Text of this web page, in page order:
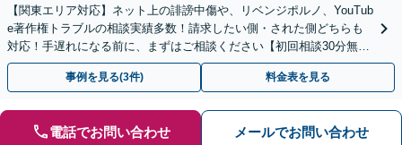
【関東エリア対応】ネット上の誹謗中傷や、リベンジポルノ、YouTub
e著作権トラブルの相談実績多数！請求したい側・された側どちらも
対応！手遅れになる前に、まずはご相談ください【初回相談30分無
料】【オンライン対応可】【夜間休日相談可】
事例を見る(3件) 料金表を見る
電話でお問い合わせ メールでお問い合わせ